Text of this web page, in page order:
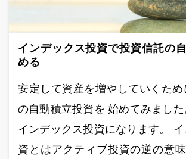
インデックス投資で投資信託の
める
安定して資産を増やしていくた
の自動積立投資を 始めてみまし
インデックス投資になります。
資とはアクティブ投資の逆の意